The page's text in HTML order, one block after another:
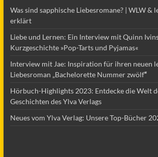
Was sind sapphische Liebesromane? | WLW &
erklärt
Liebe und Lernen: Ein Interview mit Quinn
Kurzgeschichte »Pop-Tarts und Pyjamas«
Interview mit Jae: Inspiration für ihren neuen
Liebesroman „Bachelorette Nummer zwölf“
Hörbuch-Highlights 2023: Entdecke die Welt
Geschichten des Ylva Verlags
Neues vom Ylva Verlag: Unsere Top-Bücher